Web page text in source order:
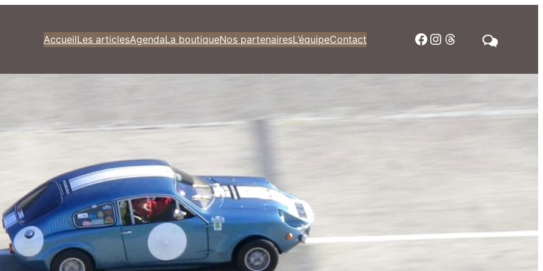
AccueilLes articlesAgendaLa boutiqueNos partenairesL’équipeContact Facebook Instagram Threads